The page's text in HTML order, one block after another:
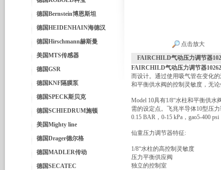
德国Bernstein博恩斯坦
德国HEIDENHAIN海德汉
德国Hirschmann赫斯曼
美国MTS传感器
德国GSR
德国KNF隔膜泵
德国SPECK斯贝克
德国SCHIEDRUM施顿
美国Mighty line
德国Drager德尔格
德国MADLER传动
德国SECATEC
点击放大
FAIRCHILD气动压力调节器
FAIRCHILD气动压力调节器
而设计。通过使用吸气管在变化
和平衡供水阀的控制灵敏度，无
Model 10具有1/8“水柱和平衡供
需的设定点。飞兆半导体10型压
0.15 BAR，0-15 kPa，gao5-400
仙童压力调节器特征:
1/8“水柱的高控制灵敏度
压力平衡供应阀
独立的控制室